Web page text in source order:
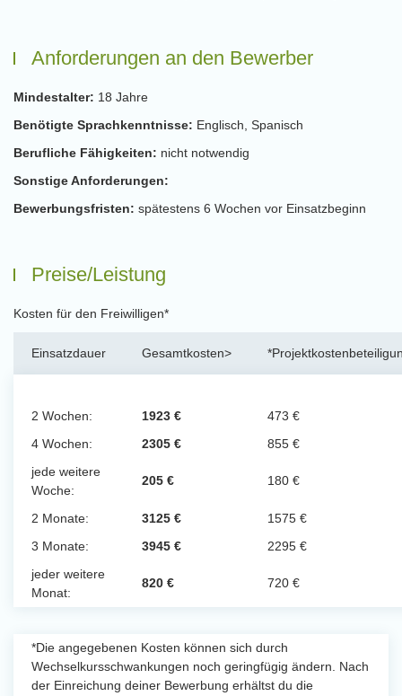
Anforderungen an den Bewerber
Mindestalter: 18 Jahre
Benötigte Sprachkenntnisse: Englisch, Spanisch
Berufliche Fähigkeiten: nicht notwendig
Sonstige Anforderungen:
Bewerbungsfristen: spätestens 6 Wochen vor Einsatzbeginn
Preise/Leistung
Kosten für den Freiwilligen*
Einsatzdauer Gesamtkosten>
2 Wochen: 1923 €
473 €
4 Wochen:
2305 €
855 €
jede weitere
Woche:
205 € 180 €
2 Monate: 3125 €
1575 €
3 Monate:
3945 €
2295 €
jeder weitere
Monat:
820 € 720 €
*Die angegebenen Kosten können sich durch
Wechselkursschwankungen noch geringfügig ändern. Nach
der Einreichung deiner Bewerbung erhältst du die